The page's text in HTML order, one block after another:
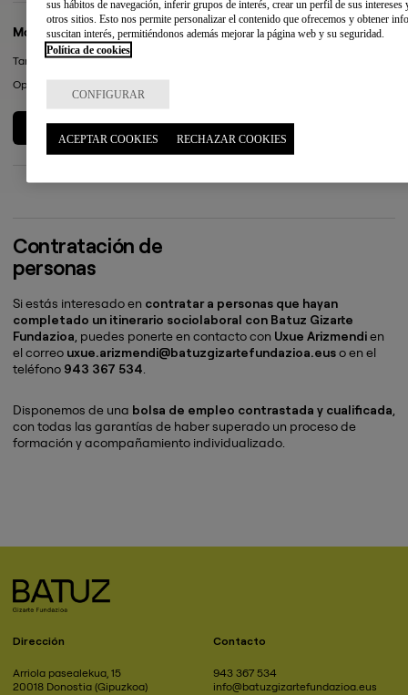
Mantenimiento
Tareas básicas de reparación y conservación de espacios e instalaciones.
Operario/a, montador/a, reparador/a
LEER +
Contratación de
personas
Si estás interesado en contratar a personas que hayan
completado un itinerario sociolaboral con Batuz Gizarte
Fundazioa, puedes ponerte en contacto con Uxue Arizmendien
el correo uxue.arizmendi@batuzgizartefundazioa.euso en el
teléfono 943 367 534.
Disponemos de una bolsa de empleo contrastada y cualificada,
con todas las garantías de haber superado un proceso de
formación y acompañamiento individualizado.
Dirección
Arriola pasealekua, 15
20018 Donostia (Gipuzkoa)
Contacto
943 367 534
info@batuzgizartefundazioa.eus
sus hábitos de navegación, inferir grupos de interés, crear un perfil de sus intereses
otros sitios. Esto nos permite personalizar el contenido que ofrecemos y obtener
suscitan interés, permitiéndonos además mejorar la página web y su seguridad.
Política de cookies
CONFIGURAR
RECHAZAR COOKIES
ACEPTAR COOKIES